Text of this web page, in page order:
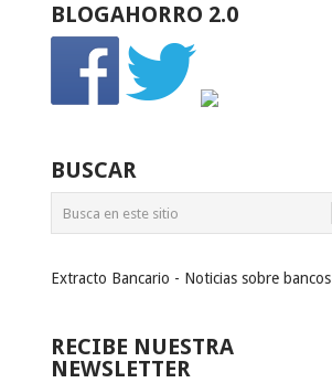
BLOGAHORRO 2.0
BUSCAR
Extracto Bancario - Noticias sobre bancos
RECIBE NUESTRA
NEWSLETTER